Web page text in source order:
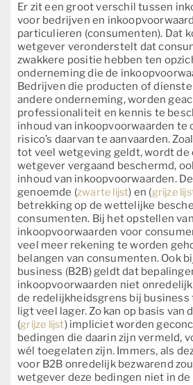
Er zit een groot verschil tussen
voor bedrijven en
particulieren (consumenten). Dat
wetgever veronderstelt dat
zwakkere positie hebben ten
onderneming die de
Bedrijven die producten of
andere onderneming, worden
professionaliteit en kennis te
inhoud van inkoopvoorwaarden te
risico’s daarvan te aanvaarden.
tot veel wetgeving geldt, wordt de
wetgever vergaand beschermd,
inhoud van inkoopvoorwaarden.
genoemde (zwarte lijst) en (grijze
betrekking op de wettelijke
consumenten. Bij het opstellen van
inkoopvoorwaarden voor
veel meer rekening te worden
belangen van consumenten. Ook
business (B2B) geldt dat
inkoopvoorwaarden niet
de redelijkheidsgrens bij business
ligt veel lager. Zo kan op basis van
(grijze lijst) impliciet worden
bedingen die daarin zijn vermeld,
wél toegelaten zijn. Immers, als
voor B2B onredelijk bezwarend
wetgever deze bedingen niet in